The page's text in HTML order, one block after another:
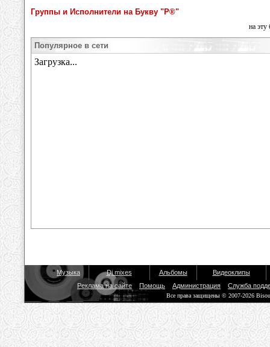
Группы и Исполнители на Букву "Р®"
на эту
Популярное в сети
Музыка Dj mixes Альбомы
Видеоклипы
Реклама на сайте
Помощь Администрация Служба
Все права защищены © 2007-2026